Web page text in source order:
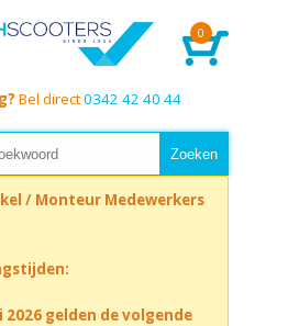
0
Bel direct0342 42 40 44
/ Monteur Medewerkers
2026 gelden de volgende